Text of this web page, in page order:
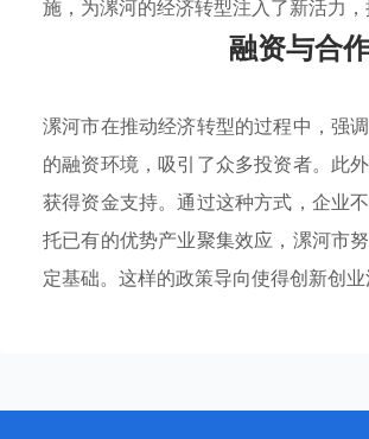
施，为漯河的经济转型注入了新活力
融资与合
漯河市在推动经济转型的过程中，强
的融资环境，吸引了众多投资者。此
获得资金支持。通过这种方式，企业
托已有的优势产业聚集效应，漯河市
定基础。这样的政策导向使得创新创